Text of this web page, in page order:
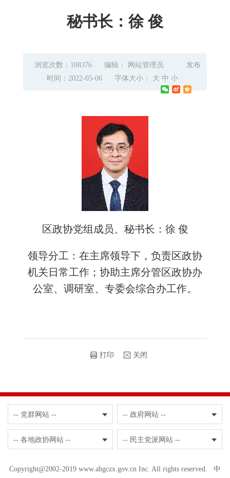
秘书长：徐 俊
浏览次数：108376 编辑： 网站管理员
发布
时间：2022-05-06
字体大小： 大 中 小
区政协党组成员、秘书长：徐 俊
领导分工：在主席领导下，负责区政协
机关日常工作；协助主席分管区政协办
公室、调研室、专委会综合办工作。
打印 关闭
-- 党群网站 -- -- 政府网站 --
-- 各地政协网站 -- -- 民主党派网站 --
Copyright@2002-2019 www.ahgczx.gov.cn Inc. All rights reserved. 中